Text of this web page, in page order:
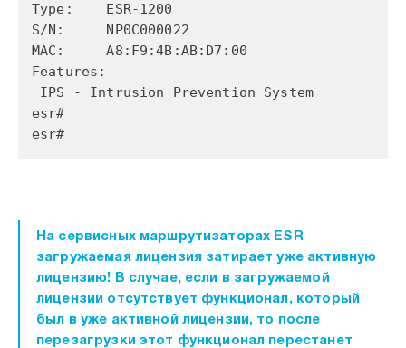
Type: ESR-1200
S/N: NP0C000022
MAC: A8:F9:4B:AB:D7:00
Features:
IPS - Intrusion Prevention System
esr#
esr#
На сервисных маршрутизаторах ESR
загружаемая лицензия затирает уже активную
лицензию! В случае, если в загружаемой
лицензии отсутствует функционал, который
был в уже активной лицензии, то после
перезагрузки этот функционал перестанет